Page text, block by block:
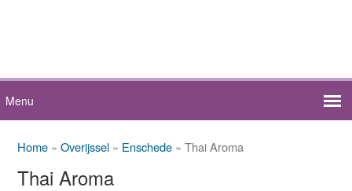
Home »Overijssel » Enschede » Thai Aroma
Thai Aroma